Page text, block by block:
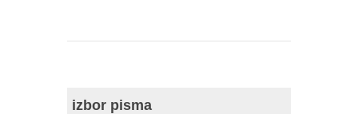
izbor pisma